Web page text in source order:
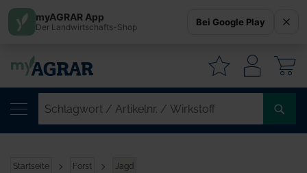
Startseite Forst Jagd
myAGRAR App
Der Landwirtschafts-Shop Bei Google Play